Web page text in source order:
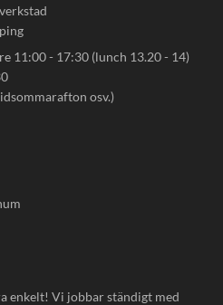
11:00 - 17:30 (lunch 13.20 - 14)
osv.)
enkelt! Vi jobbar ständigt med